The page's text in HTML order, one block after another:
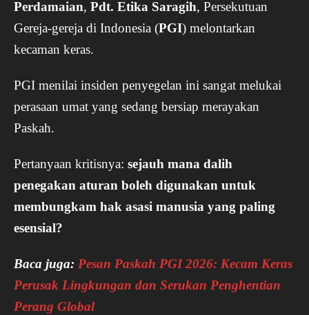
Perdamaian, Pdt. Etika Saragih, Persekutuan
Gereja-gereja di Indonesia (PGI) melontarkan
kecaman keras.
PGI menilai insiden penyegelan ini sangat melukai
perasaan umat yang sedang bersiap merayakan
Paskah.
Pertanyaan kritisnya: sejauh mana dalih
penegakan aturan boleh digunakan untuk
membungkam hak asasi manusia yang paling
esensial?
Baca juga: Pesan Paskah PGI 2026: Kecam Keras
Perusak Lingkungan dan Serukan Penghentian
Perang Global